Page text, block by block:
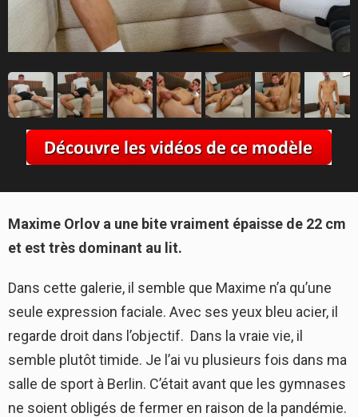
Maxime Orlov a une bite vraiment épaisse de 22 cm
et est très dominant au lit.
Dans cette galerie, il semble que Maxime n’a qu’une
seule expression faciale. Avec ses yeux bleu acier, il
regarde droit dans l’objectif. Dans la vraie vie, il
semble plutôt timide. Je l’ai vu plusieurs fois dans ma
salle de sport à Berlin. C’était avant que les gymnases
ne soient obligés de fermer en raison de la pandémie.